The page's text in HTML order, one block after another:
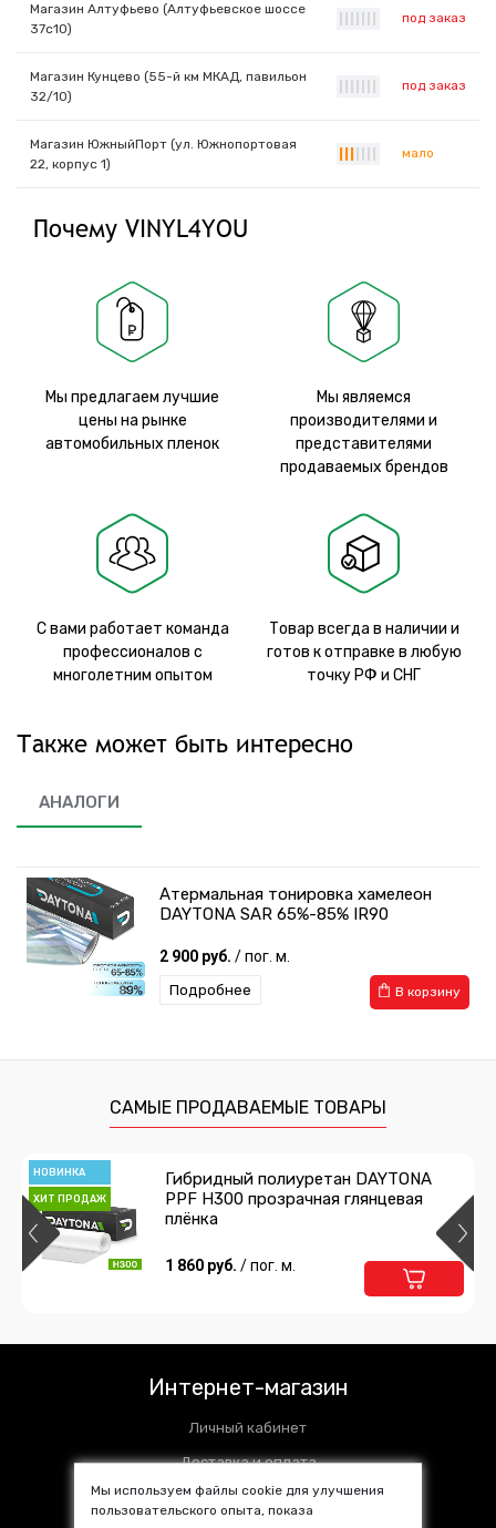
Магазин Алтуфьево (Алтуфьевское шоссе
37с10)
под заказ
Магазин Кунцево (55-й км МКАД, павильон
32/10)
под заказ
Магазин ЮжныйПорт (ул. Южнопортовая
22, корпус 1)
мало
Почему VINYL4YOU
Мы предлагаем лучшие
цены на рынке
автомобильных пленок
Мы являемся
производителями и
представителями
продаваемых брендов
С вами работает команда
профессионалов с
многолетним опытом
Товар всегда в наличии и
готов к отправке в любую
точку РФ и СНГ
Также может быть интересно
АНАЛОГИ
Атермальная тонировка хамелеон
DAYTONA SAR 65%-85% IR90
2 900 руб. / пог. м.
В корзину
Подробнее
САМЫЕ ПРОДАВАЕМЫЕ ТОВАРЫ
НОВИНКА
ХИТ ПРОДАЖ
Гибридный полиуретан DAYTONA
PPF H300 прозрачная глянцевая
плёнка
1 860 руб. / пог. м.
Интернет-магазин
Личный кабинет
Доставка и оплата
Установочные центры
Мы используем файлы cookie для улучшения
пользовательского опыта, показа